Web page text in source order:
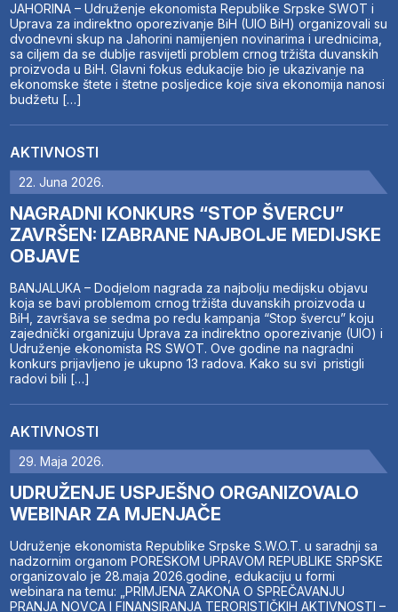
JAHORINA – Udruženje ekonomista Republike Srpske SWOT i
Uprava za indirektno oporezivanje BiH (UIO BiH) organizovali su
dvodnevni skup na Jahorini namijenjen novinarima i urednicima,
sa ciljem da se dublje rasvijetli problem crnog tržišta duvanskih
proizvoda u BiH. Glavni fokus edukacije bio je ukazivanje na
ekonomske štete i štetne posljedice koje siva ekonomija nanosi
budžetu […]
AKTIVNOSTI
22. Juna 2026.
NAGRADNI KONKURS “STOP ŠVERCU”
ZAVRŠEN: IZABRANE NAJBOLJE MEDIJSKE
OBJAVE
BANJALUKA – Dodjelom nagrada za najbolju medijsku objavu
koja se bavi problemom crnog tržišta duvanskih proizvoda u
BiH, završava se sedma po redu kampanja “Stop švercu” koju
zajednički organizuju Uprava za indirektno oporezivanje (UIO) i
Udruženje ekonomista RS SWOT. Ove godine na nagradni
konkurs prijavljeno je ukupno 13 radova. Kako su svi pristigli
radovi bili […]
AKTIVNOSTI
29. Maja 2026.
UDRUŽENJE USPJEŠNO ORGANIZOVALO
WEBINAR ZA MJENJAČE
Udruženje ekonomista Republike Srpske S.W.O.T. u saradnji sa
nadzornim organom PORESKOM UPRAVOM REPUBLIKE SRPSKE
organizovalo je 28.maja 2026.godine, edukaciju u formi
webinara na temu: „PRIMJENA ZAKONA O SPREČAVANJU
PRANJA NOVCA I FINANSIRANJA TERORISTIČKIH AKTIVNOSTI –